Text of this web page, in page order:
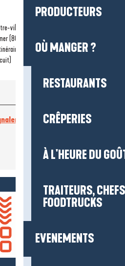
PRODUCTEURS
OÙ MANGER ?
RESTAURANTS
CRÊPERIES
À L'HEURE DU
TRAITEURS,
FOODTRUCKS
EVENEMENTS
ville
(800m)
une erreur